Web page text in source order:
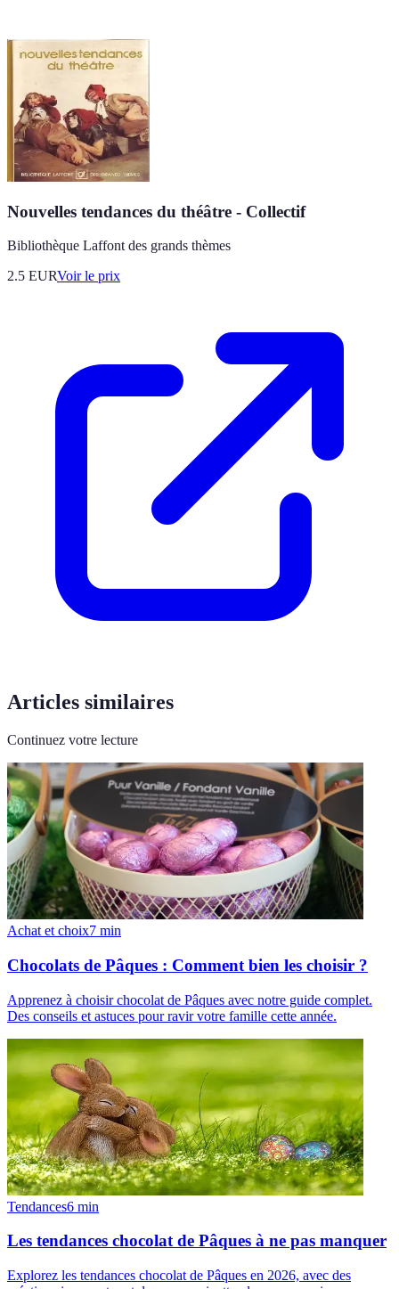
Nouvelles tendances du théâtre - Collectif
Bibliothèque Laffont des grands thèmes
2.5 EURVoir le prix
Articles similaires
Continuez votre lecture
Achat et choix7 min
Chocolats de Pâques : Comment bien les choisir ?
Apprenez à choisir chocolat de Pâques avec notre guide complet.
Des conseils et astuces pour ravir votre famille cette année.
Tendances6 min
Les tendances chocolat de Pâques à ne pas manquer
Explorez les tendances chocolat de Pâques en 2026, avec des